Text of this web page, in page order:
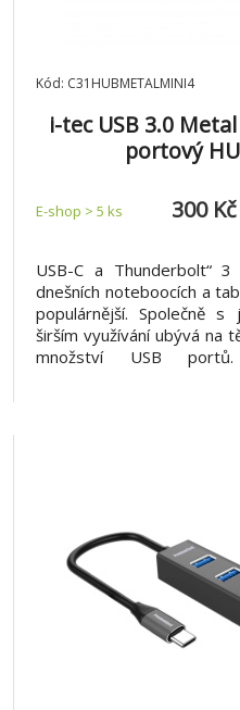
Kód: C31HUBMETALMINI4
i-tec USB 3.0
portový
E-shop > 5 ks 300 Kč
USB-C a Thunderbolt“
dnešních noteboocích a
populárnější. Společně s
širším využívání ubývá na
množství USB